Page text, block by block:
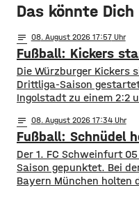
Das könnte
notes 08. August 2026 17:57
Fußball: Kickers
Die Würzburger Kickers
Drittliga-Saison
Ingolstadt zu einem 2:2
Sekulovic für die
Omore für Würzburg.
einem ordentlichen
notes 08. August 2026 17:34
Fußball: Schnüdel
Der 1. FC Schweinfurt
Saison gepunktet. Bei
Bayern München holten